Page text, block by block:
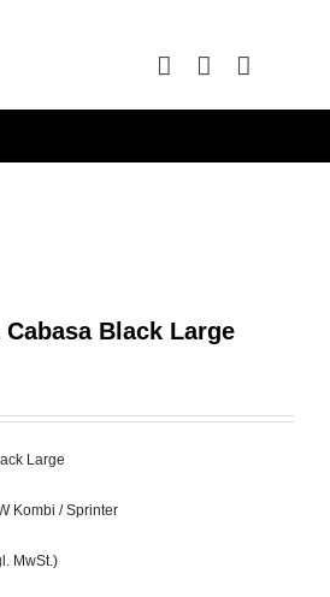
Black Large
Large
Kombi / Sprinter
MwSt.)